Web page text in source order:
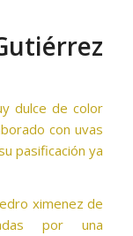
dulce de color
con uvas
pasificación ya
ximenez de
por una